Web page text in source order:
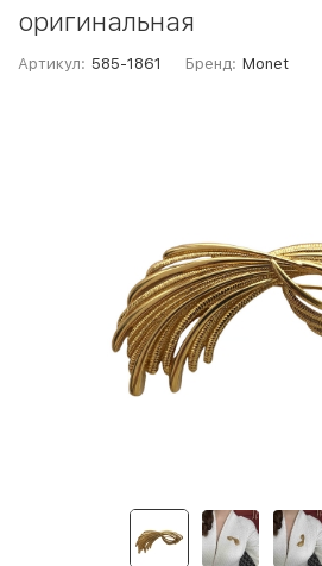
оригинальная
Артикул: 585-1861 Бренд: Monet